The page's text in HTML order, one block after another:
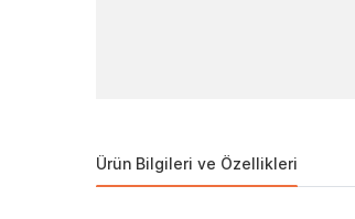
Ürün Bilgileri ve Özellikleri